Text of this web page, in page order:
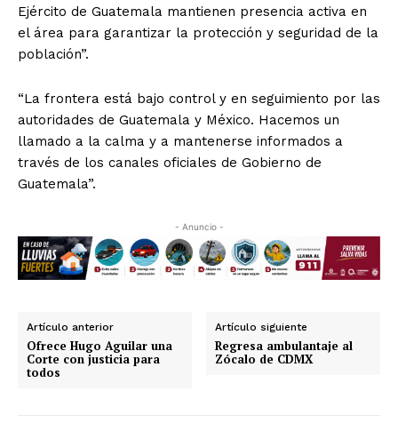
Ejército de Guatemala mantienen presencia activa en
el área para garantizar la protección y seguridad de la
población”.
“La frontera está bajo control y en seguimiento por las
autoridades de Guatemala y México. Hacemos un
llamado a la calma y a mantenerse informados a
través de los canales oficiales de Gobierno de
Guatemala”.
- Anuncio -
Artículo anterior
Ofrece Hugo Aguilar una
Corte con justicia para
todos
Artículo siguiente
Regresa ambulantaje al
Zócalo de CDMX